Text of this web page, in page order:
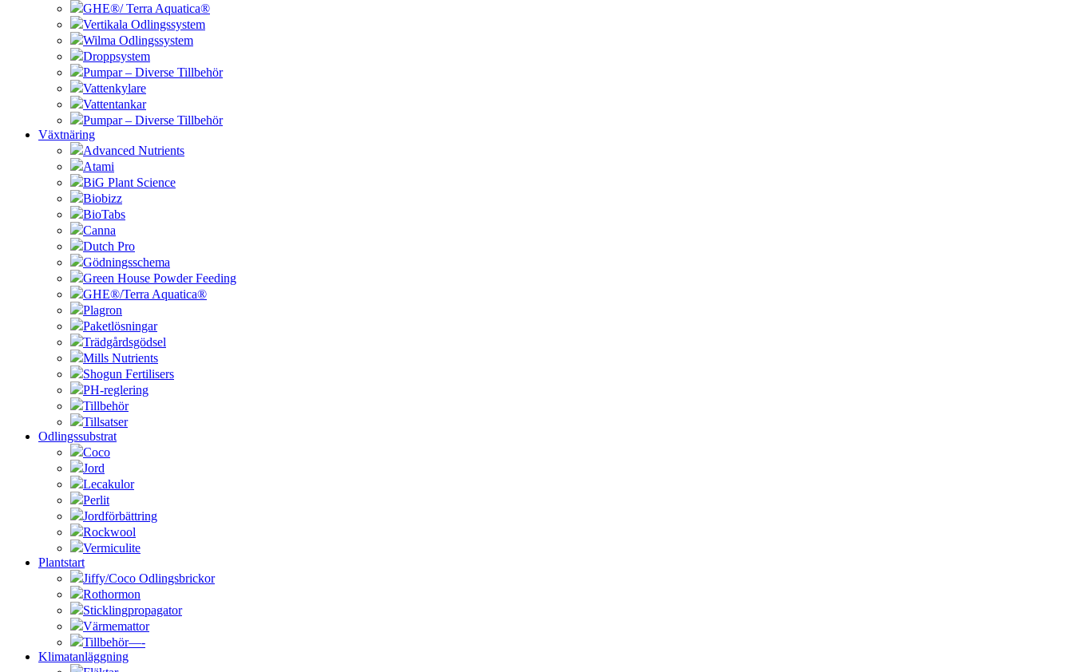
GHE®/ Terra Aquatica®
Vertikala Odlingssystem
Wilma Odlingssystem
Droppsystem
Pumpar – Diverse Tillbehör
Vattenkylare
Vattentankar
Pumpar – Diverse Tillbehör
Växtnäring
Advanced Nutrients
Atami
BiG Plant Science
Biobizz
BioTabs
Canna
Dutch Pro
Gödningsschema
Green House Powder Feeding
GHE®/Terra Aquatica®
Plagron
Paketlösningar
Trädgårdsgödsel
Mills Nutrients
Shogun Fertilisers
PH-reglering
Tillbehör
Tillsatser
Odlingssubstrat
Coco
Jord
Lecakulor
Perlit
Jordförbättring
Rockwool
Vermiculite
Plantstart
Jiffy/Coco Odlingsbrickor
Rothormon
Sticklingpropagator
Värmemattor
Tillbehör—-
Klimatanläggning